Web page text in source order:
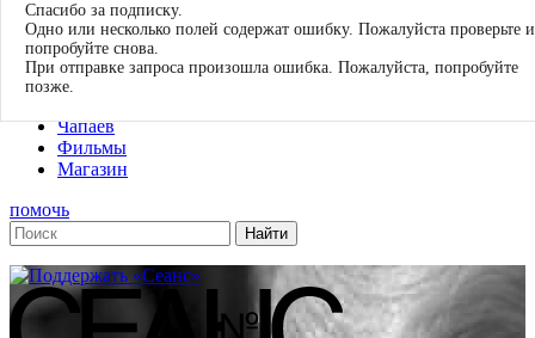
О нас
Журнал
Книги
Чапаев
Фильмы
Магазин
помочь
Спасибо за подписку.
Одно или несколько полей содержат ошибку. Пожалуйста проверьте и
попробуйте снова.
При отправке запроса произошла ошибка. Пожалуйста, попробуйте
позже.